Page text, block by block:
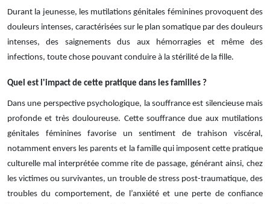
Durant la jeunesse, les mutilations génitales féminines provoquent des
douleurs intenses, caractérisées sur le plan somatique par des douleurs
intenses, des saignements dus aux hémorragies et même des
infections, toute chose pouvant conduire à la stérilité de la fille.
Quel est l'impact de cette pratique dans les familles ?
Dans une perspective psychologique, la souffrance est silencieuse mais
profonde et très douloureuse. Cette souffrance due aux mutilations
génitales féminines favorise un sentiment de trahison viscéral,
notamment envers les parents et la famille qui imposent cette pratique
culturelle mal interprétée comme rite de passage, générant ainsi, chez
les victimes ou survivantes, un trouble de stress post-traumatique, des
troubles du comportement, de l’anxiété et une perte de confiance